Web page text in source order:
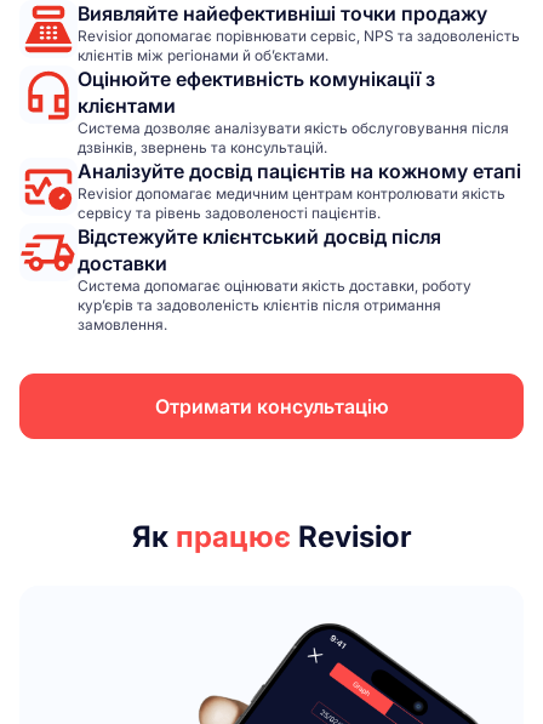
Виявляйте найефективніші точки продажу
Revisior допомагає порівнювати сервіс, NPS та задоволеність
клієнтів між регіонами й об’єктами.
Оцінюйте ефективність комунікації з
клієнтами
Система дозволяє аналізувати якість обслуговування після
дзвінків, звернень та консультацій.
Аналізуйте досвід пацієнтів на кожному етапі
Revisior допомагає медичним центрам контролювати якість
сервісу та рівень задоволеності пацієнтів.
Відстежуйте клієнтський досвід після
доставки
Система допомагає оцінювати якість доставки, роботу
кур’єрів та задоволеність клієнтів після отримання
замовлення.
Отримати консультацію
Як працює Revisior